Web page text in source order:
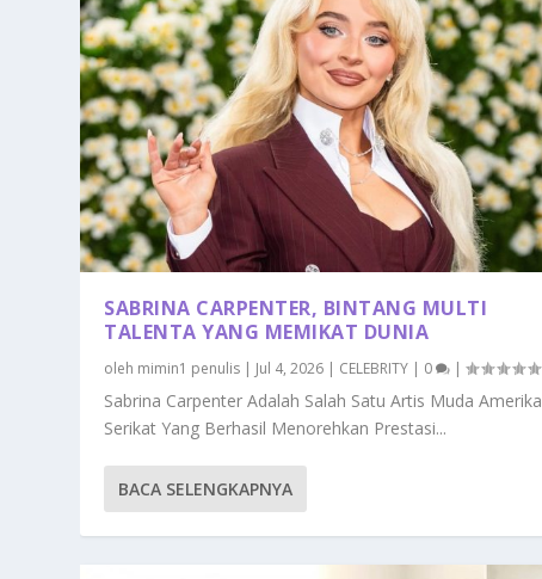
SABRINA CARPENTER, BINTANG MULTI
TALENTA YANG MEMIKAT DUNIA
oleh mimin1 penulis | Jul 4, 2026 | CELEBRITY | 0 |
Sabrina Carpenter Adalah Salah Satu Artis Muda Amerika
Serikat Yang Berhasil Menorehkan Prestasi...
BACA SELENGKAPNYA